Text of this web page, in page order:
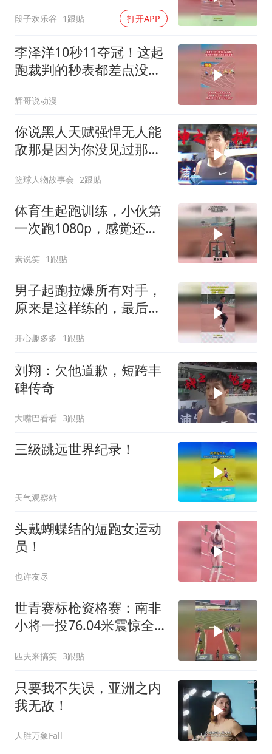
段子欢乐谷 1跟贴 打开APP
李泽洋10秒11夺冠！这起
跑裁判的秒表都差点没反
辉哥说动漫
你说黑人天赋强悍无人能
敌那是因为你没见过那个
篮球人物故事会 2跟贴
体育生起跑训练，小伙第
一次跑1080p，感觉还不
素说笑 1跟贴
男子起跑拉爆所有对手，
原来是这样练的，最后一
开心趣多多 1跟贴
刘翔：欠他道歉，短跨丰
碑传奇
大嘴巴看看 3跟贴
三级跳远世界纪录！
天气观察站
头戴蝴蝶结的短跑女运动
员！
也许友尽
世青赛标枪资格赛：南非
小将一投76.04米震惊全
匹夫来搞笑 3跟贴
只要我不失误，亚洲之内
我无敌！
人胜万象Fall